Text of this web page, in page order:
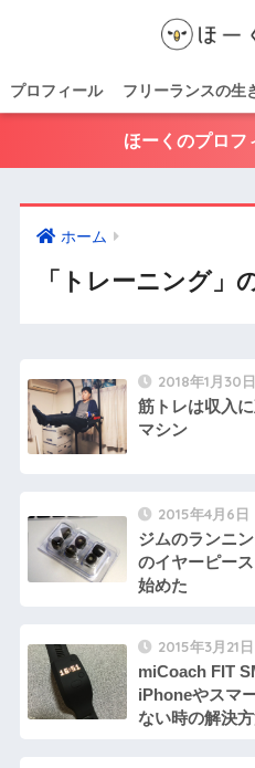
プロフィール フリーランスの生
ほーくのプロフ
ホーム
「トレーニング」
2018年1月30日
筋トレは収入
マシン
2015年4月6日
ジムのランニ
のイヤーピー
始めた
2015年3月21日
miCoach FIT
iPhoneやスマ
ない時の解決